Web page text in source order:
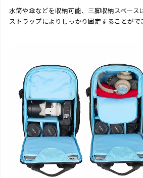
水筒や傘などを収納可能、三脚収納スペース
ストラップによりしっかり固定することが